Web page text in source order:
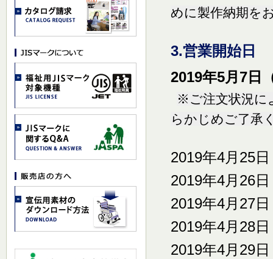
めに製作納期を
3.営業開始日
2019年5月7日
※ご注文状況に
らかじめご了承
2019年4月25
2019年4月26
2019年4月27
2019年4月28
2019年4月29